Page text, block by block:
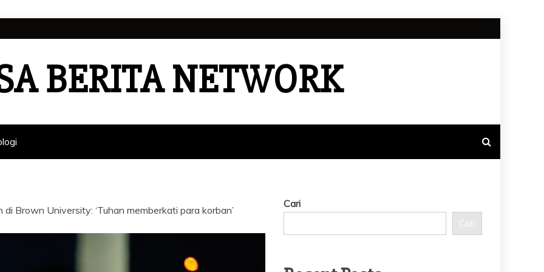
BERITA NETWORK
Brown University: ‘Tuhan memberkati para korban’
Cari
Cari